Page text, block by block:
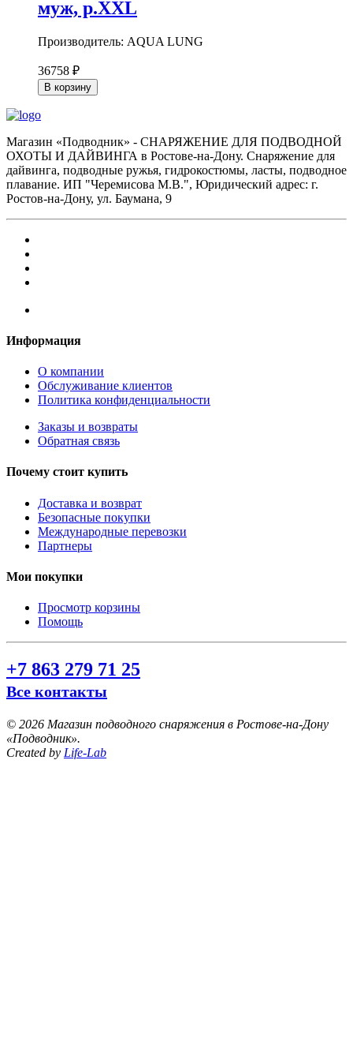
муж, р.XXL
Производитель: AQUA LUNG
36758 ₽
В корзину
Магазин «Подводник» - СНАРЯЖЕНИЕ ДЛЯ ПОДВОДНОЙ
ОХОТЫ И ДАЙВИНГА в Ростове-на-Дону. Снаряжение для
дайвинга, подводные ружья, гидрокостюмы, ласты, подводное
плавание. ИП "Черемисова М.В.", Юридический адрес: г.
Ростов-на-Дону, ул. Баумана, 9
Информация
О компании
Обслуживание клиентов
Политика конфиденциальности
Заказы и возвраты
Обратная связь
Почему стоит купить
Доставка и возврат
Безопасные покупки
Международные перевозки
Партнеры
Мои покупки
Просмотр корзины
Помощь
+7 863 279 71 25
Все контакты
© 2026 Магазин подводного снаряжения в Ростове-на-Дону
«Подводник».
Created by Life-Lab